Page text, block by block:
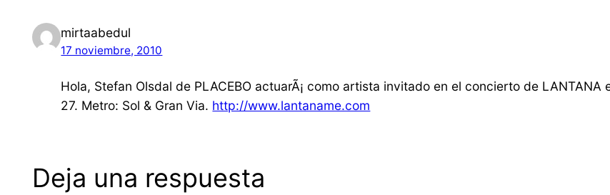
mirtaabedul
17 noviembre, 2010
Hola, Stefan Olsdal de PLACEBO actuarÃ¡ como artista invitado en el concierto de
27. Metro: Sol & Gran Via. http://www.lantaname.com
Deja una respuesta